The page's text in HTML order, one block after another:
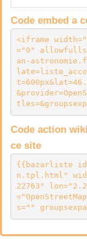
Code embed a
<iframe
="0"
an-
Code action
ce site
{{bazarliste
n.tpl.html"
22763"
s=""